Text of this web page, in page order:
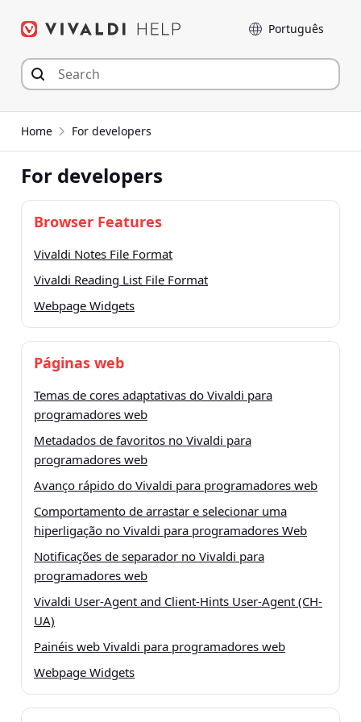
para
conteúdo
Idioma
Home For developers
For developers
Browser Features
Vivaldi Notes File Format
Vivaldi Reading List File Format
Webpage Widgets
Páginas web
Temas de cores adaptativas do Vivaldi para
programadores web
Metadados de favoritos no Vivaldi para
programadores web
Avanço rápido do Vivaldi para programadores web
Comportamento de arrastar e selecionar uma
hiperligação no Vivaldi para programadores Web
Notificações de separador no Vivaldi para
programadores web
Vivaldi User-Agent and Client-Hints User-Agent (CH-
UA)
Painéis web Vivaldi para programadores web
Webpage Widgets